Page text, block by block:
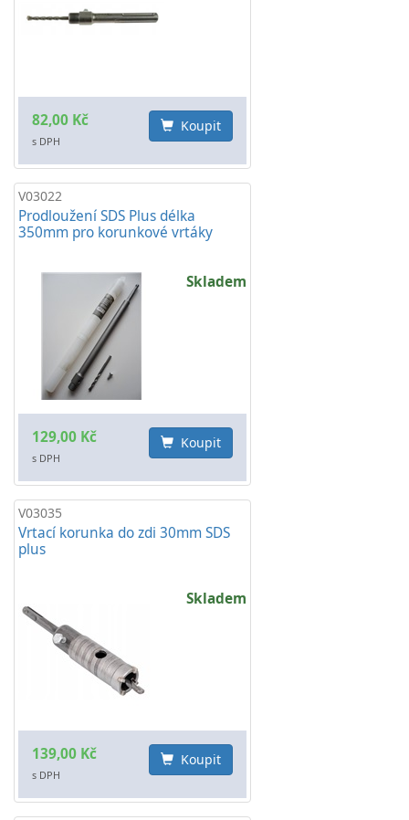
82,00 Kč
s DPH
Koupit
V03022
Prodloužení SDS Plus délka
350mm pro korunkové vrtáky
Skladem
129,00 Kč
s DPH
Koupit
V03035
Vrtací korunka do zdi 30mm SDS
plus
Skladem
139,00 Kč
s DPH
Koupit